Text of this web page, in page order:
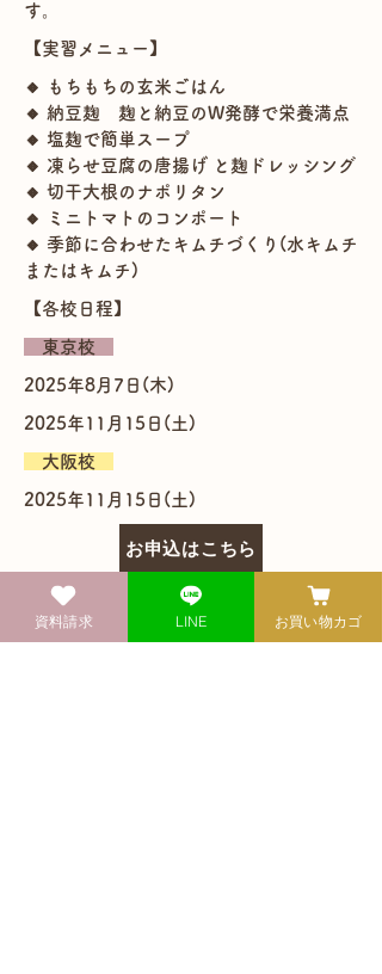
す。
​【実習メニュー】
🔸 もちもちの玄米ごはん
🔸 納豆麹 麹と納豆のW発酵で栄養満点
🔸 塩麹で簡単スープ
🔸 凍らせ豆腐の唐揚げ と麹ドレッシング
🔸 切干大根のナポリタン
🔸 ミニトマトのコンポート
🔸 季節に合わせたキムチづくり(水キムチ
またはキムチ)
​【各校日程】
東京校
2025年8月7日(木)
2025年11月15日(土)
大阪校
2025年11月15日(土)
お申込はこちら
Previous
資料請求 LINE お買い物カゴ